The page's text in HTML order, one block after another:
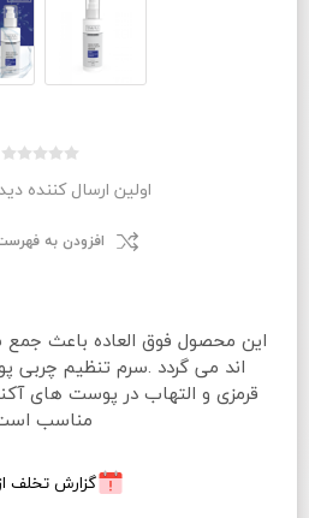
اولین ارسال کننده
افزودن به
این محصول فوق العاده باعث
اند می گردد .سرم تنظیم چربی
قرمزی و التهاب در پوست های
مناسب
گزارش تخلف